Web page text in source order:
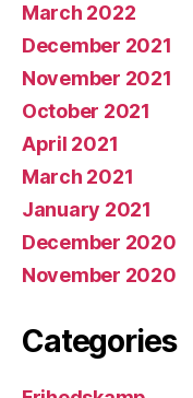
March 2022
December 2021
November 2021
October 2021
April 2021
March 2021
January 2021
December 2020
November 2020
Categories